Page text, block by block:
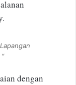
dengan